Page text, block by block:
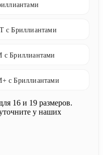
с Бриллиантами
Бриллиантами
с Бриллиантами
16 и 19 размеров.
у наших